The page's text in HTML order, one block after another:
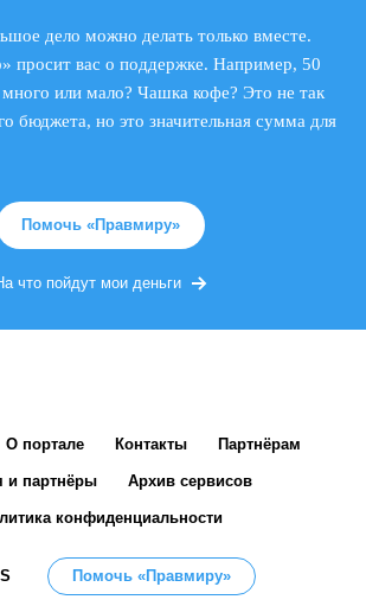
дело можно делать только вместе.
просит вас о поддержке. Например, 50
или мало? Чашка кофе? Это не так
бюджета, но это значительная сумма для
Помочь «Правмиру»
что пойдут мои деньги
О портале Контакты Партнёрам
и партнёры Архив сервисов
конфиденциальности
Помочь «Правмиру»